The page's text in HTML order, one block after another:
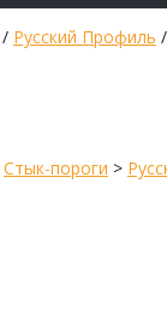
/ Русский Профиль /
Стык-пороги >